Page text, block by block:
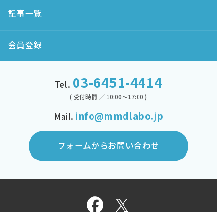
記事一覧
会員登録
Tel. 03-6451-4414
( 受付時間 ／ 10:00～17:00 )
Mail. info@mmdlabo.jp
フォームからお問い合わせ